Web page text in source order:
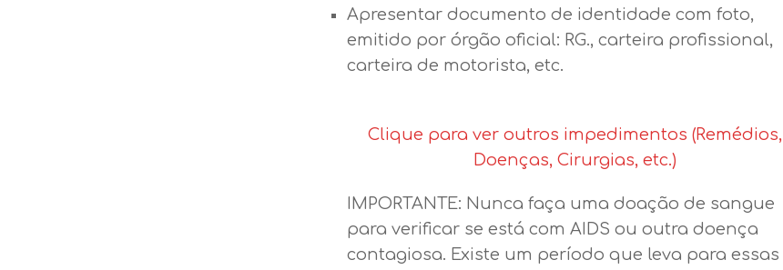
Apresentar documento de identidade com foto,
emitido por órgão oficial: RG., carteira profissional,
carteira de motorista, etc.
Clique para ver outros impedimentos (Remédios,
Doenças, Cirurgias, etc.)
IMPORTANTE: Nunca faça uma doação de sangue
para verificar se está com AIDS ou outra doença
contagiosa. Existe um período que leva para essas